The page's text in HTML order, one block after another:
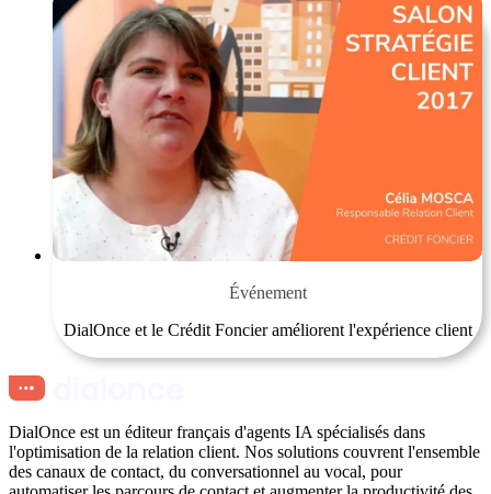
Événement
DialOnce et le Crédit Foncier améliorent l'expérience client
DialOnce est un éditeur français d'agents IA spécialisés dans
l'optimisation de la relation client. Nos solutions couvrent l'ensemble
des canaux de contact, du conversationnel au vocal, pour